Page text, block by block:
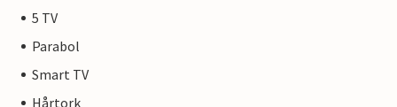
5 TV
Parabol
Smart TV
Hårtork